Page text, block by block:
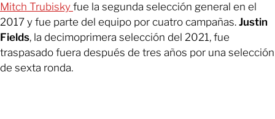
Mitch Trubisky fue la segunda selección general en el
2017 y fue parte del equipo por cuatro campañas. Justin
Fields, la decimoprimera selección del 2021, fue
traspasado fuera después de tres años por una selección
de sexta ronda.